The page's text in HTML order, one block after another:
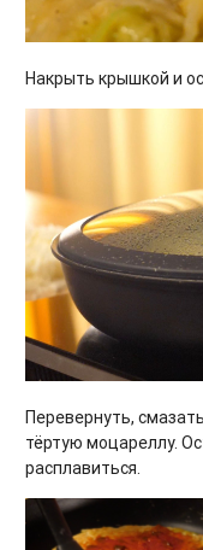
Накрыть крышкой и
Перевернуть,
тёртую моцареллу.
расплавиться.